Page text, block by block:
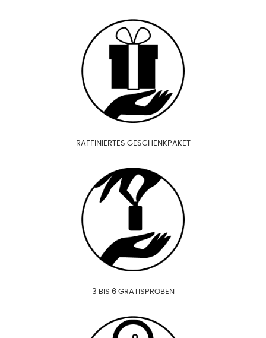
RAFFINIERTES GESCHENKPAKET
3 BIS 6 GRATISPROBEN